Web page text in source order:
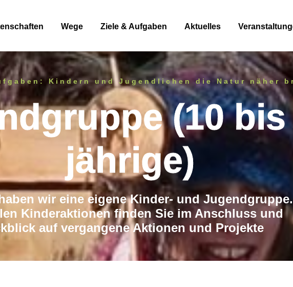
Wege Ziele & Aufgaben Aktuelles
Kindern und Jugendlichen die Natur näher
(10 bis
jährige)
wir eine eigene Kinder- und Jugendgruppe.
Kinderaktionen finden Sie im Anschluss und
auf vergangene Aktionen und Projekte